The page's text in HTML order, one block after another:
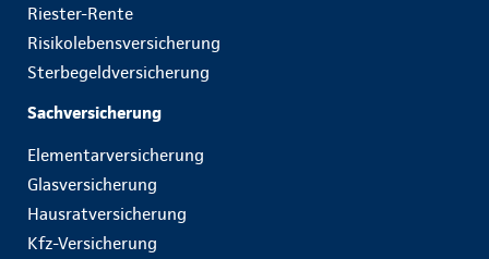
Riester-Rente
Risikolebensversicherung
Sterbegeldversicherung
Sachversicherung
Elementarversicherung
Glasversicherung
Hausratversicherung
Kfz-Versicherung